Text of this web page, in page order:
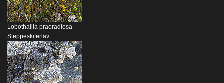
Lobothallia praeradiosa
Steppeskiferlav